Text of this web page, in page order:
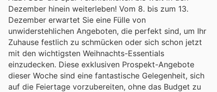
Dezember hinein weiterleben! Vom 8. bis zum 13.
Dezember erwartet Sie eine Fülle von
unwiderstehlichen Angeboten, die perfekt sind, um Ihr
Zuhause festlich zu schmücken oder sich schon jetzt
mit den wichtigsten Weihnachts-Essentials
einzudecken. Diese exklusiven Prospekt-Angebote
dieser Woche sind eine fantastische Gelegenheit, sich
auf die Feiertage vorzubereiten, ohne das Budget zu